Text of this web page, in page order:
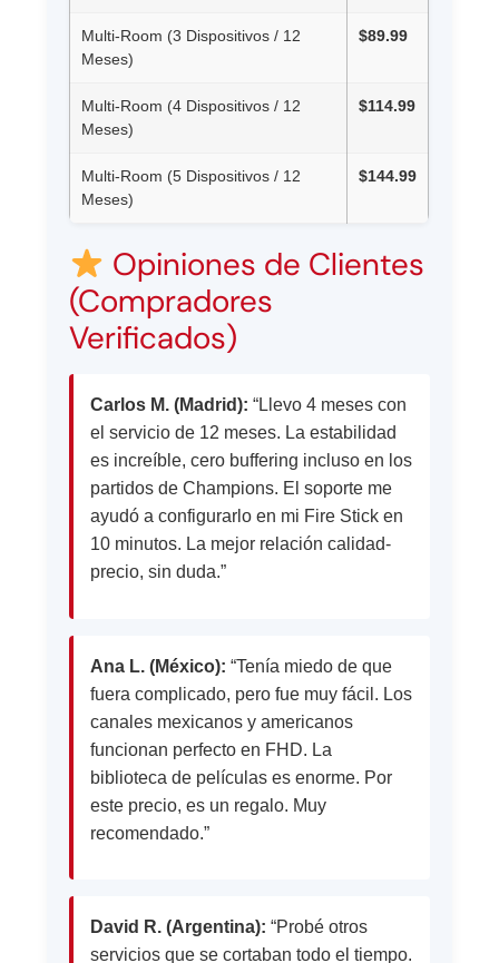
Multi-Room (3 Dispositivos / 12
Meses)
$89.99
Multi-Room (4 Dispositivos / 12
Meses)
$114.99
Multi-Room (5 Dispositivos / 12
Meses)
$144.99
Opiniones de Clientes
(Compradores
Verificados)
Carlos M. (Madrid): “Llevo 4 meses con
el servicio de 12 meses. La estabilidad
es increíble, cero buffering incluso en los
partidos de Champions. El soporte me
ayudó a configurarlo en mi Fire Stick en
10 minutos. La mejor relación calidad-
precio, sin duda.”
Ana L. (México): “Tenía miedo de que
fuera complicado, pero fue muy fácil. Los
canales mexicanos y americanos
funcionan perfecto en FHD. La
biblioteca de películas es enorme. Por
este precio, es un regalo. Muy
recomendado.”
David R. (Argentina): “Probé otros
servicios que se cortaban todo el tiempo.